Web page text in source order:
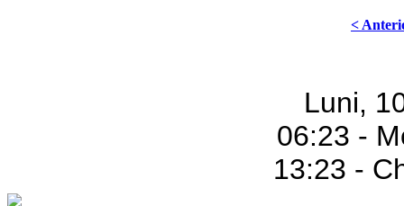
<
Luni,
06:23 -
13:23 -